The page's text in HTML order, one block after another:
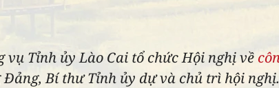
vụ Tỉnh ủy Lào Cai tổ chức Hội nghị về
Bí thư Tỉnh ủy dự và chủ trì hội nghị.